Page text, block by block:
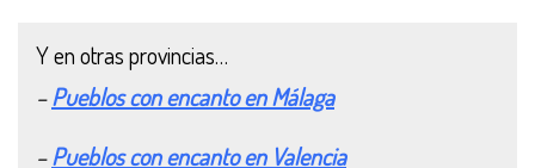
Y en otras provincias…
–Pueblos con encanto en Málaga
–Pueblos con encanto en Valencia